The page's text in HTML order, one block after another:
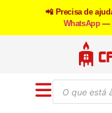
📲 Precisa de
WhatsApp —